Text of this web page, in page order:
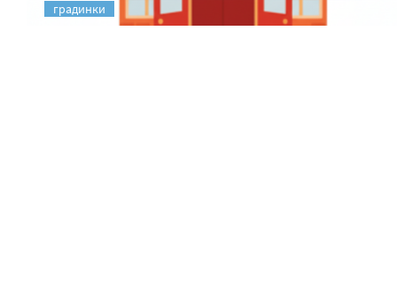
градинки